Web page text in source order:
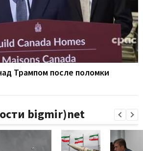
Трампом после поломки
bigmir)net